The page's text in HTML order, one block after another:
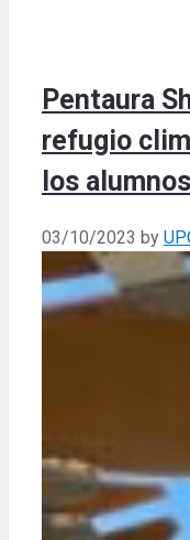
Pentaura
refugio
los
03/10/2023 by